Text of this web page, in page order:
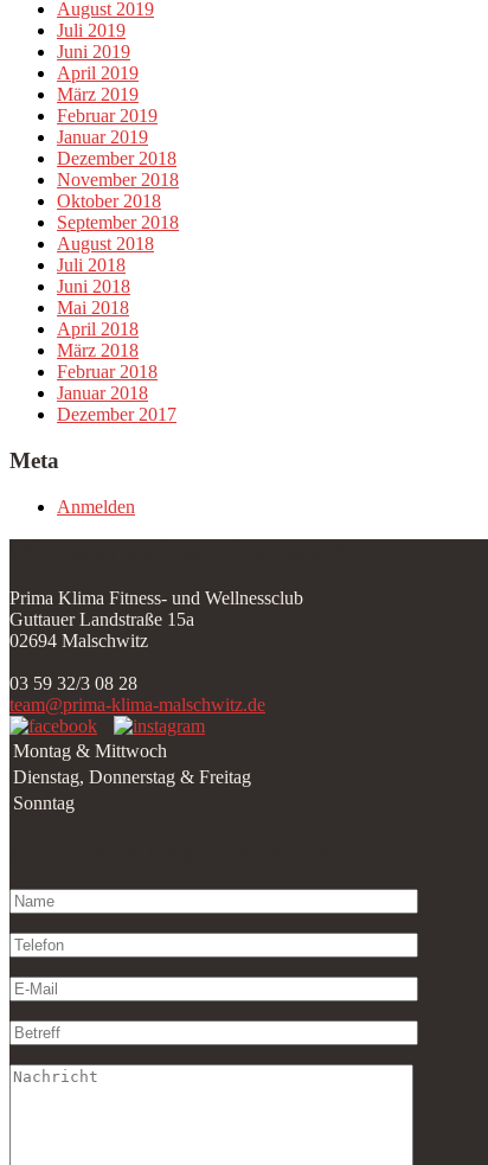
August 2019
Juli 2019
Juni 2019
April 2019
März 2019
Februar 2019
Januar 2019
Dezember 2018
November 2018
Oktober 2018
September 2018
August 2018
Juli 2018
Juni 2018
Mai 2018
April 2018
März 2018
Februar 2018
Januar 2018
Dezember 2017
Meta
Anmelden
Prima Klima Fitness- und Wellnessclub
Guttauer Landstraße 15a
02694 Malschwitz
03 59 32/3 08 28
team@prima-klima-malschwitz.de
Montag & Mittwoch
Dienstag, Donnerstag & Freitag
Sonntag